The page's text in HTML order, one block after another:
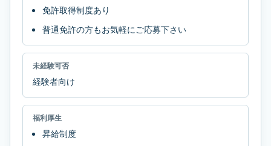
免許取得制度あり
普通免許の方もお気軽にご応募下さい
未経験可否
経験者向け
福利厚生
昇給制度